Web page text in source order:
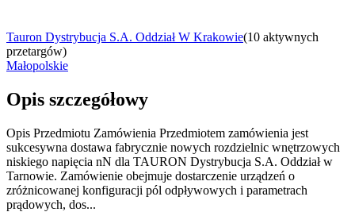
Tauron Dystrybucja S.A. Oddział W Krakowie(10 aktywnych
przetargów)
Małopolskie
Opis szczegółowy
Opis Przedmiotu Zamówienia Przedmiotem zamówienia jest
sukcesywna dostawa fabrycznie nowych rozdzielnic wnętrzowych
niskiego napięcia nN dla TAURON Dystrybucja S.A. Oddział w
Tarnowie. Zamówienie obejmuje dostarczenie urządzeń o
zróżnicowanej konfiguracji pól odpływowych i parametrach
prądowych, dos...